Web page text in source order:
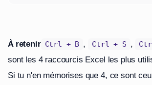
À retenir Ctrl + B , Ctrl + S ,
sont les 4 raccourcis Excel les plus
Si tu n'en mémorises que 4, ce sont